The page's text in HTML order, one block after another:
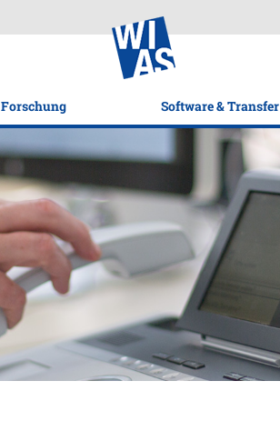
Forschung Software & Transfer